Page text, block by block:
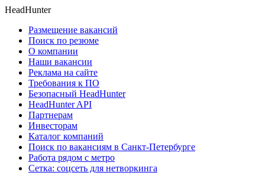
HeadHunter
Размещение вакансий
Поиск по резюме
О компании
Наши вакансии
Реклама на сайте
Требования к ПО
Безопасный HeadHunter
HeadHunter API
Партнерам
Инвесторам
Каталог компаний
Поиск по вакансиям в Санкт-Петербурге
Работа рядом с метро
Сетка: соцсеть для нетворкинга